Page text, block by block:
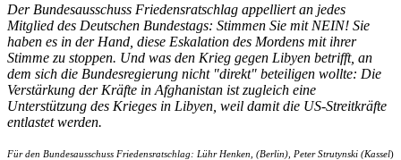
Der Bundesausschuss Friedensratschlag appelliert an jedes
Mitglied des Deutschen Bundestags: Stimmen Sie mit NEIN! Sie
haben es in der Hand, diese Eskalation des Mordens mit ihrer
Stimme zu stoppen. Und was den Krieg gegen Libyen betrifft, an
dem sich die Bundesregierung nicht "direkt" beteiligen wollte: Die
Verstärkung der Kräfte in Afghanistan ist zugleich eine
Unterstützung des Krieges in Libyen, weil damit die US-Streitkräfte
entlastet werden.
Für den Bundesausschuss Friedensratschlag: Lühr Henken, (Berlin), Peter Strutynski (Kassel)